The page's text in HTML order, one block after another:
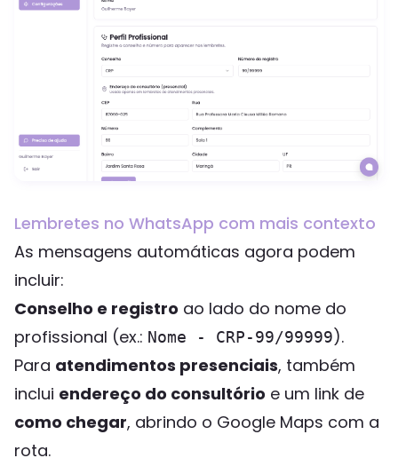
Lembretes no WhatsApp com mais contexto
As mensagens automáticas agora podem
incluir:
Conselho e registro ao lado do nome do
profissional (ex.: Nome - CRP-99/99999).
Para atendimentos presenciais, também
inclui endereço do consultório e um link de
como chegar, abrindo o Google Maps com a
rota.